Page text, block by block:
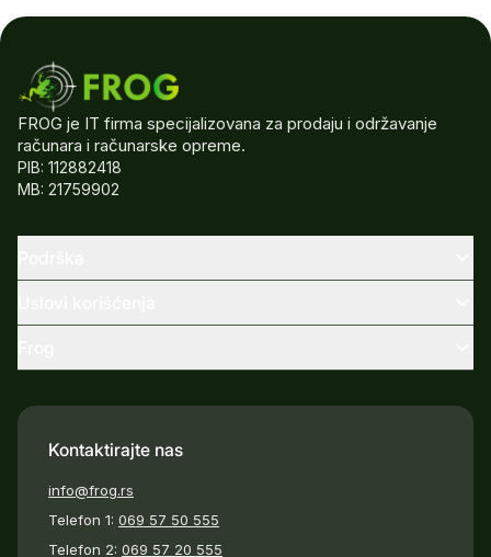
FROG je IT firma specijalizovana za prodaju i održavanje
računara i računarske opreme.
PIB: 112882418
MB: 21759902
Kontaktirajte nas
info@frog.rs
Telefon 1: 069 57 50 555
Telefon 2: 069 57 20 555